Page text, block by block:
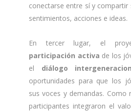
conectarse entre sí y compartir
sentimientos, acciones e ideas.
En tercer lugar, el
participación activa de los
el diálogo
oportunidades para que los
sus voces y demandas. Como
participantes integraron el